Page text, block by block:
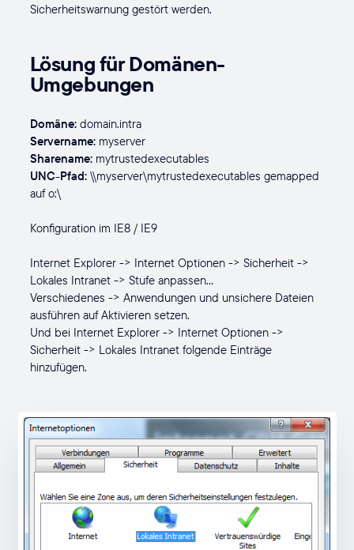
Sicherheitswarnung gestört werden.
Lösung für Domänen-
Umgebungen
Domäne:domain.intra
Servername:myserver
Sharename:mytrustedexecutables
UNC-Pfad:\\myserver\mytrustedexecutables gemapped
auf o:\
Konfiguration im IE8 / IE9
Internet Explorer -> Internet Optionen -> Sicherheit ->
Lokales Intranet -> Stufe anpassen...
Verschiedenes -> Anwendungen und unsichere Dateien
ausführen auf Aktivieren setzen.
Und bei Internet Explorer -> Internet Optionen ->
Sicherheit -> Lokales Intranet folgende Einträge
hinzufügen.